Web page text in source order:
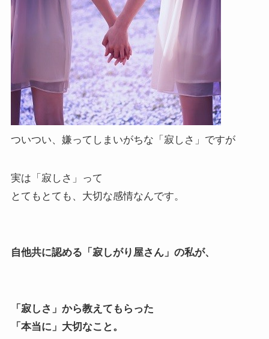
ついつい、嫌ってしまいがちな「寂しさ」ですが
実は「寂しさ」って
とてもとても、大切な感情なんです。
自他共に認める「寂しがり屋さん」の私が、
「寂しさ」から教えてもらった
「本当に」大切なこと。